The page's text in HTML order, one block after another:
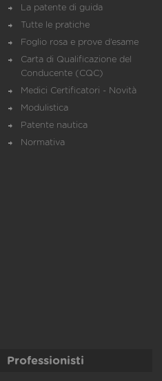
La patente di guida
Tutte le pratiche
Foglio rosa e prove d’esame
Carta di Qualificazione del
Conducente (CQC)
Medici Certificatori - Novità
Modulistica
Patente nautica
Normativa
Professionisti